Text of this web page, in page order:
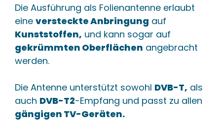
Die Ausführung als Folienantenne erlaubt
eine versteckte Anbringung auf
Kunststoffen, und kann sogar auf
gekrümmten Oberflächen angebracht
werden.
Die Antenne unterstützt sowohl DVB-T, als
auch DVB-T2-Empfang und passt zu allen
gängigen TV-Geräten.